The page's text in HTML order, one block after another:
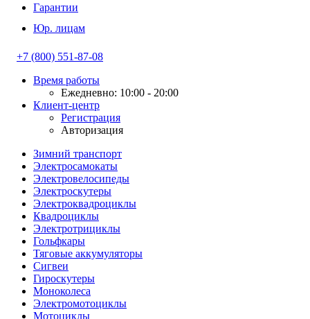
Гарантии
Юр. лицам
+7 (800) 551-87-08
Время работы
Ежедневно: 10:00 - 20:00
Клиент-центр
Регистрация
Авторизация
Зимний транспорт
Электросамокаты
Электровелосипеды
Электроскутеры
Электроквадроциклы
Квадроциклы
Электротрициклы
Гольфкары
Тяговые аккумуляторы
Сигвеи
Гироскутеры
Моноколеса
Электромотоциклы
Мотоциклы